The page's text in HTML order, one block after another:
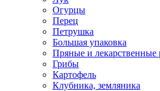
Огурцы
Перец
Петрушка
Большая упаковка
Пряные и лекарственные
Грибы
Картофель
Клубника, земляника